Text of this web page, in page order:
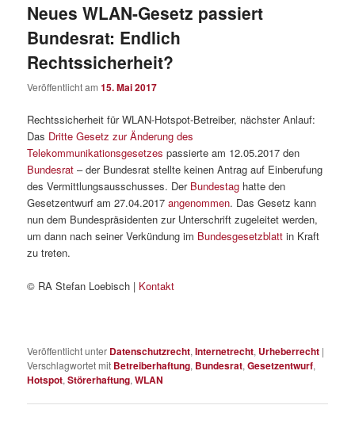
Neues WLAN-Gesetz passiert
Bundesrat: Endlich
Rechtssicherheit?
Veröffentlicht am15. Mai 2017
Rechtssicherheit für WLAN-Hotspot-Betreiber, nächster Anlauf:
Das Dritte Gesetz zur Änderung des
Telekommunikationsgesetzes passierte am 12.05.2017 den
Bundesrat – der Bundesrat stellte keinen Antrag auf Einberufung
des Vermittlungsausschusses. Der Bundestag hatte den
Gesetzentwurf am 27.04.2017angenommen. Das Gesetz kann
nun dem Bundespräsidenten zur Unterschrift zugeleitet werden,
um dann nach seiner Verkündung im Bundesgesetzblatt in Kraft
zu treten.
© RA Stefan Loebisch | Kontakt
Veröffentlicht unter Datenschutzrecht,Internetrecht, Urheberrecht |
Verschlagwortet mit Betreiberhaftung, Bundesrat,Gesetzentwurf,
Hotspot,Störerhaftung,WLAN